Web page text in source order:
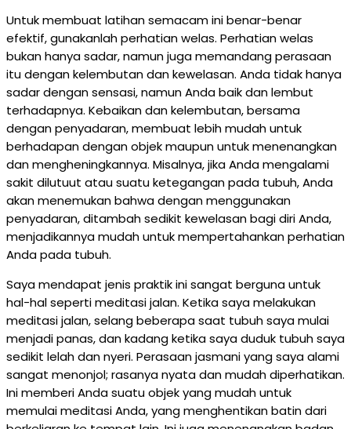
Untuk membuat latihan semacam ini benar-benar
efektif, gunakanlah perhatian welas. Perhatian welas
bukan hanya sadar, namun juga memandang perasaan
itu dengan kelembutan dan kewelasan. Anda tidak hanya
sadar dengan sensasi, namun Anda baik dan lembut
terhadapnya. Kebaikan dan kelembutan, bersama
dengan penyadaran, membuat lebih mudah untuk
berhadapan dengan objek maupun untuk menenangkan
dan mengheningkannya. Misalnya, jika Anda mengalami
sakit dilutuut atau suatu ketegangan pada tubuh, Anda
akan menemukan bahwa dengan menggunakan
penyadaran, ditambah sedikit kewelasan bagi diri Anda,
menjadikannya mudah untuk mempertahankan perhatian
Anda pada tubuh.
Saya mendapat jenis praktik ini sangat berguna untuk
hal-hal seperti meditasi jalan. Ketika saya melakukan
meditasi jalan, selang beberapa saat tubuh saya mulai
menjadi panas, dan kadang ketika saya duduk tubuh saya
sedikit lelah dan nyeri. Perasaan jasmani yang saya alami
sangat menonjol; rasanya nyata dan mudah diperhatikan.
Ini memberi Anda suatu objek yang mudah untuk
memulai meditasi Anda, yang menghentikan batin dari